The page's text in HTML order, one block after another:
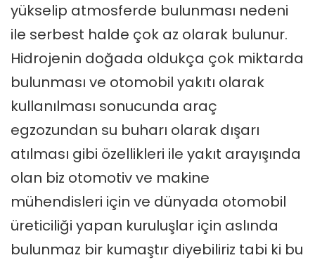
yükselip atmosferde bulunması nedeni
ile serbest halde çok az olarak bulunur.
Hidrojenin doğada oldukça çok miktarda
bulunması ve otomobil yakıtı olarak
kullanılması sonucunda araç
egzozundan su buharı olarak dışarı
atılması gibi özellikleri ile yakıt arayışında
olan biz otomotiv ve makine
mühendisleri için ve dünyada otomobil
üreticiliği yapan kuruluşlar için aslında
bulunmaz bir kumaştır diyebiliriz tabi ki bu